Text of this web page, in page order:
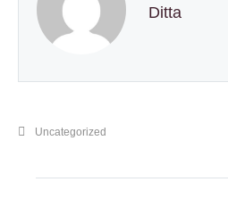
Ditta
Uncategorized